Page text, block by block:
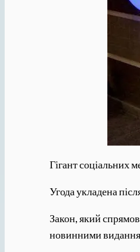
Гігант соціальних
Угода укладена
Закон, який
новинними